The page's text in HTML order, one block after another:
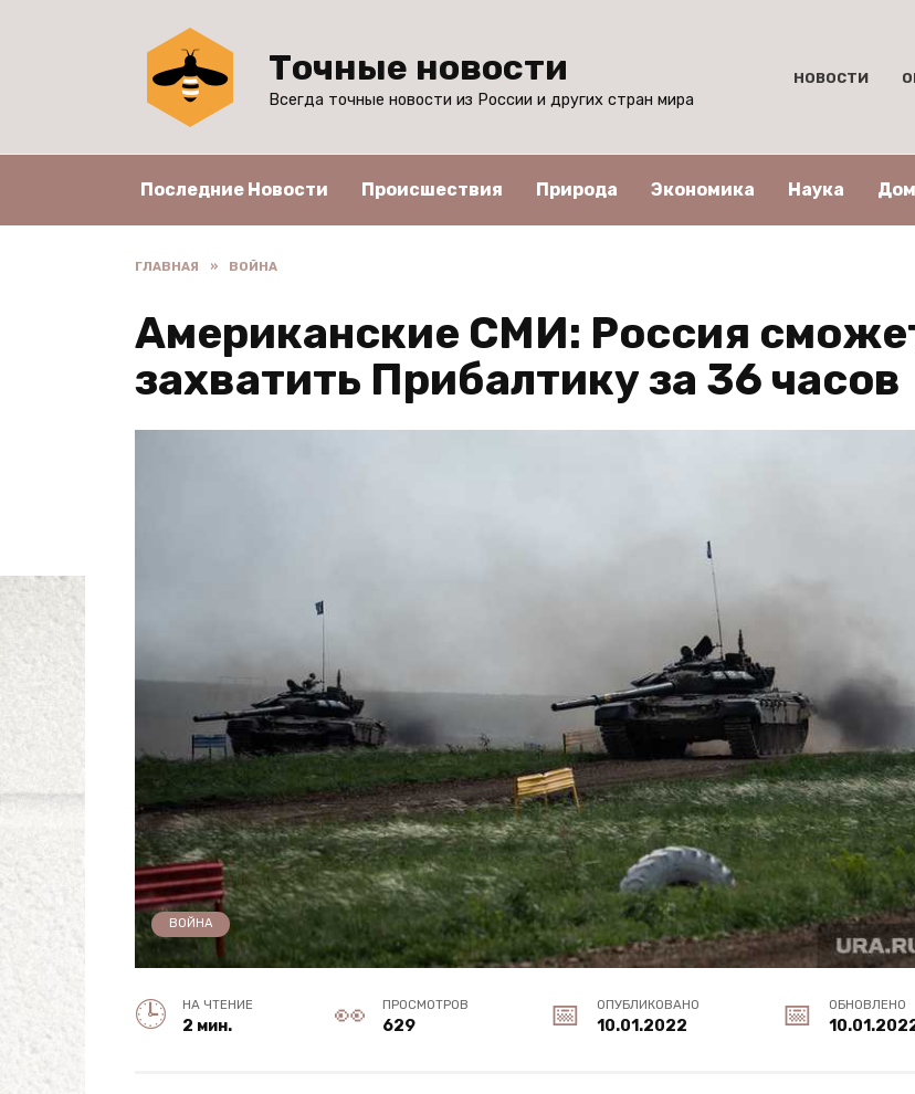
Точные новости
Всегда точные новости из России и других стран мира
НОВОСТИ
Последние Новости Происшествия Природа Экономика Наука Дом
ГЛАВНАЯ » ВОЙНА
Американские СМИ: Россия
захватить Прибалтику за 36 часов
ВОЙНА
НА ЧТЕНИЕ
2 мин.
ПРОСМОТРОВ
629
ОПУБЛИКОВАНО
10.01.2022
ОБНОВЛЕНО